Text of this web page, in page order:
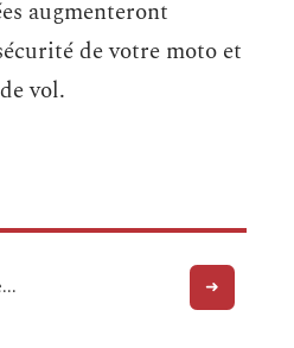
augmenteront
de votre moto et
vol.